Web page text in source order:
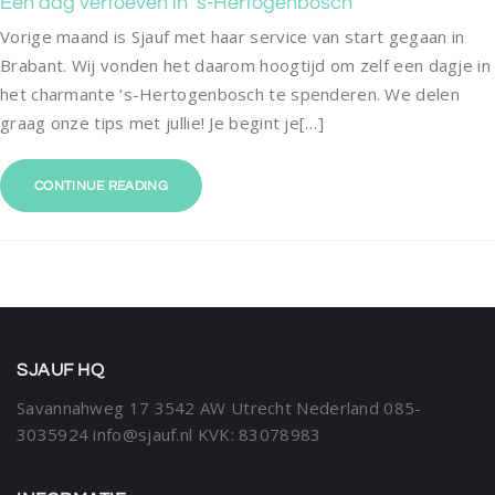
Vorige maand is Sjauf met haar service van start gegaan in
Brabant. Wij vonden het daarom hoogtijd om zelf een dagje in
het charmante ‘s-Hertogenbosch te spenderen. We delen
graag onze tips met jullie! Je begint je[…]
CONTINUE READING
SJAUF HQ
Savannahweg 17 3542 AW Utrecht Nederland 085-
3035924 info@sjauf.nl KVK: 83078983